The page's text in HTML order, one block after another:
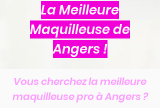
La Meilleure
Maquilleuse de
Angers !
Vous cherchez la meilleure
maquilleuse pro à Angers ?